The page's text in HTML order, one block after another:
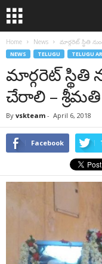
Home News మార్గరెట్ స్థితి
NEWS TELUGU TELUGU
మార్గరెట్ స్థితి
చేరాలి –
By vskteam - April 6, 2018
Facebook